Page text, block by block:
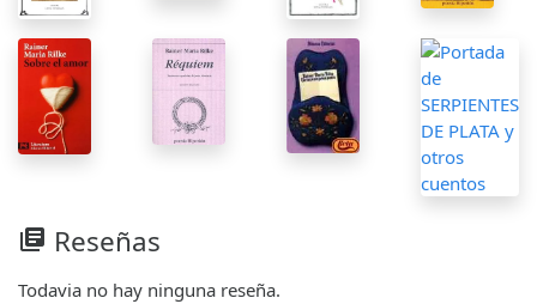
library_books Reseñas
Todavia no hay ninguna reseña.